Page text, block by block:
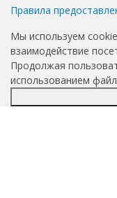
Правила
Мы используем
взаимодействие
Продолжая
использованием